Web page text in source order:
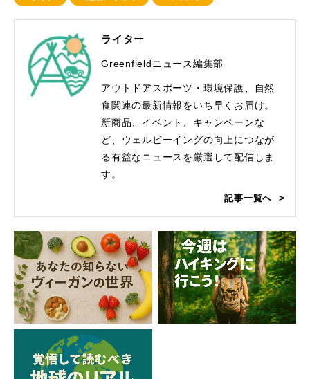
ライター
Greenfieldニュース編集部
アウトドアスポーツ・環境保護、自然
食関連の最新情報をいち早くお届け。
新商品、イベント、キャンペーンな
ど、ウェルビーイングの向上につなが
る有益なニュースを厳選して配信しま
す。
記事一覧へ